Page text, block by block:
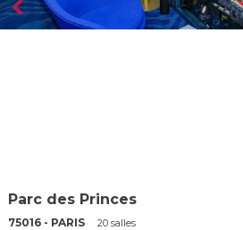
Parc des Princes
75016 - PARIS 20 salles